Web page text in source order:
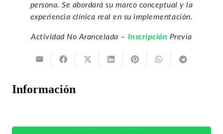
persona. Se abordará su marco conceptual y la
experiencia clínica real en su implementación.
Actividad No Arancelada – Inscripción Previa
Información